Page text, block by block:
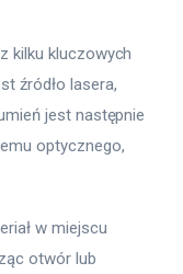
kilku kluczowych
źródło lasera,
jest następnie
optycznego,
w miejscu
otwór lub